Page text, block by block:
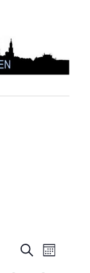
SucheMonat